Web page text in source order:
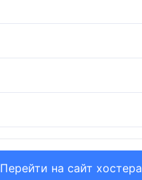
Перейти на сайт хостера